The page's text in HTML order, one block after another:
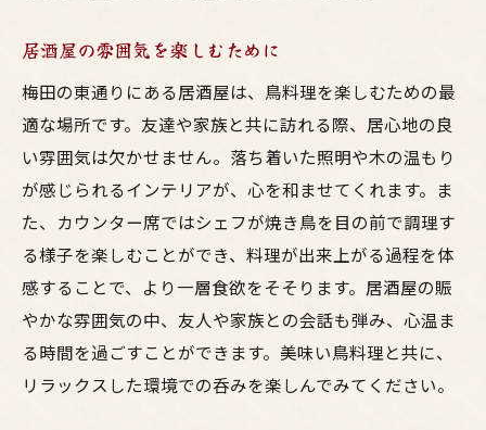
居酒屋の雰囲気を楽しむために
梅田の東通りにある居酒屋は、鳥料理を楽しむための最
適な場所です。友達や家族と共に訪れる際、居心地の良
い雰囲気は欠かせません。落ち着いた照明や木の温もり
が感じられるインテリアが、心を和ませてくれます。ま
た、カウンター席ではシェフが焼き鳥を目の前で調理す
る様子を楽しむことができ、料理が出来上がる過程を体
感することで、より一層食欲をそそります。居酒屋の賑
やかな雰囲気の中、友人や家族との会話も弾み、心温ま
る時間を過ごすことができます。美味い鳥料理と共に、
リラックスした環境での呑みを楽しんでみてください。